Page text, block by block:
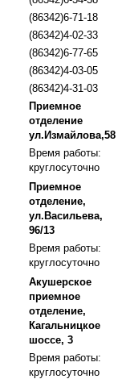
(86342)6-71-18
(86342)4-02-33
(86342)6-77-65
(86342)4-03-05
(86342)4-31-03
Приемное
отделение
ул.Измайлова,58
Время работы:
круглосуточно
Приемное
отделение,
ул.Васильева,
96/13
Время работы:
круглосуточно
Акушерское
приемное
отделение,
Кагальницкое
шоссе, 3
Время работы:
круглосуточно